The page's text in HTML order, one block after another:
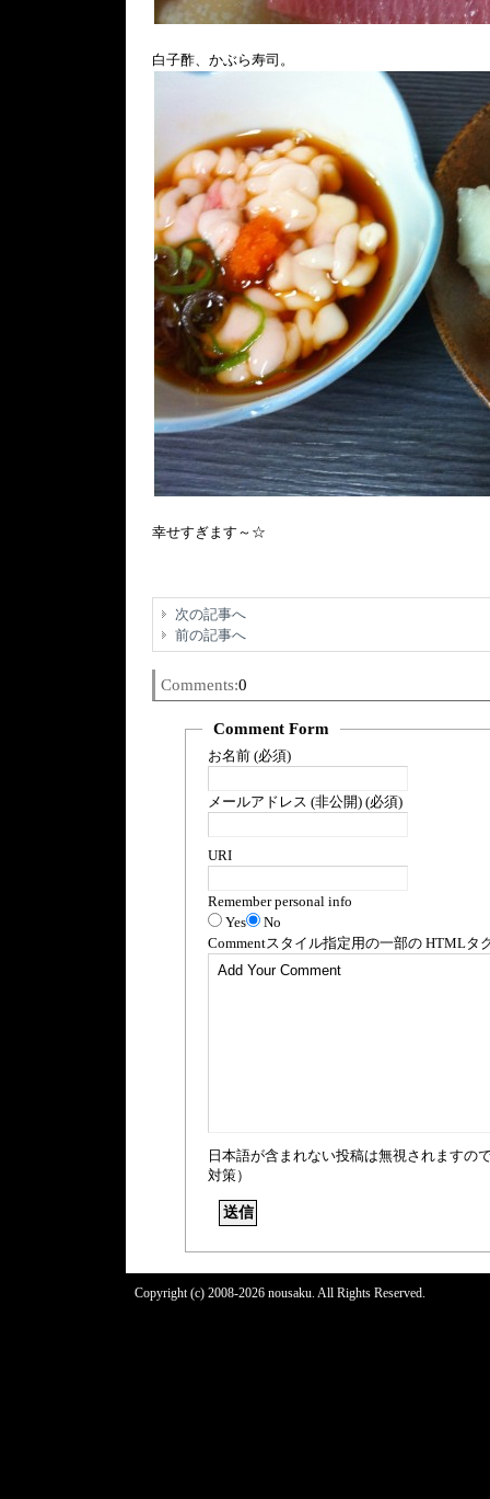
白子酢、かぶら寿司。
幸せすぎます～☆
次の記事へ
前の記事へ
Comments:0
Comment Form
お名前 (必須)
メールアドレス (非公開) (必須)
URI
Remember personal info
Yes
No
Commentスタイル指定用の一部の HTMLタ
日本語が含まれない投稿は無視されますの
対策）
Copyright (c) 2008-2026 nousaku. All Rights Reserved.